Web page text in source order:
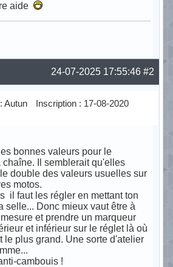
aide
#2
24-07-2025 17:55:46
Autun
Inscription : 17-08-2020
bonnes valeurs pour le
chaîne. Il semblerait qu'elles
double des valeurs usuelles sur
motos.
il faut les régler en mettant ton
selle... Donc mieux vaut être à
et prendre un marqueur
et inférieur sur le réglet là où
le plus grand. Une sorte d'atelier
cambouis !